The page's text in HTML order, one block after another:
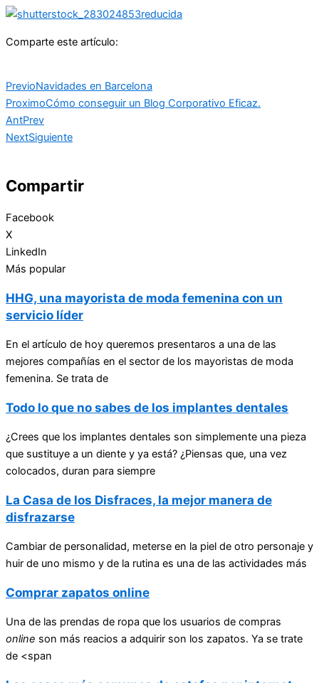
Comparte este artículo:
PrevioNavidades en Barcelona
ProximoCómo conseguir un Blog Corporativo Eficaz.
AntPrev
NextSiguiente
Compartir
Facebook
X
LinkedIn
Más popular
HHG, una mayorista de moda femenina con un
servicio líder
En el artículo de hoy queremos presentaros a una de las
mejores compañías en el sector de los mayoristas de moda
femenina. Se trata de
Todo lo que no sabes de los implantes dentales
¿Crees que los implantes dentales son simplemente una pieza
que sustituye a un diente y ya está? ¿Piensas que, una vez
colocados, duran para siempre
La Casa de los Disfraces, la mejor manera de
disfrazarse
Cambiar de personalidad, meterse en la piel de otro personaje y
huir de uno mismo y de la rutina es una de las actividades más
Comprar zapatos online
Una de las prendas de ropa que los usuarios de compras
online son más reacios a adquirir son los zapatos. Ya se trate
de <span